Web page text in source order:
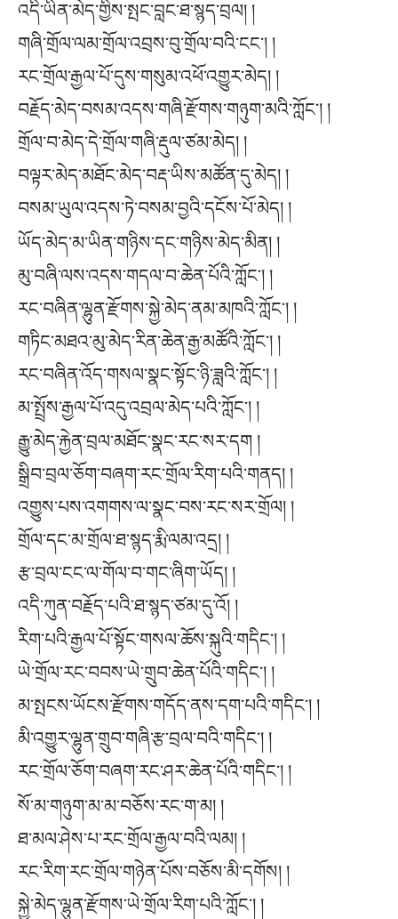
འདི་ཡིན་མེད་གྱིས་སྤང་བླང་ཐ་སྙད་བྲལ། །
གཞི་གྲོལ་ལམ་གྲོལ་འབྲས་བུ་གྲོལ་བའི་ངང༌། །
རང་གྲོལ་རྒྱལ་པོ་དུས་གསུམ་འཕོ་འགྱུར་མེད། །
བརྗོད་མེད་བསམ་འདས་གཞི་རྫོགས་གཉུག་མའི་ཀློང༌། །
གྲོལ་བ་མེད་དེ་གྲོལ་གཞི་རྡུལ་ཙམ་མེད། །
བལྟར་མེད་མཐོང་མེད་བརྡ་ཡིས་མཚོན་དུ་མེད། །
བསམ་ཡུལ་འདས་ཏེ་བསམ་བྱའི་དངོས་པོ་མེད། །
ཡོད་མེད་མ་ཡིན་གཉིས་དང་གཉིས་མེད་མིན། །
མུ་བཞི་ལས་འདས་གདལ་བ་ཆེན་པོའི་ཀློང༌། །
རང་བཞིན་ལྷུན་རྫོགས་སྐྱེ་མེད་ནམ་མཁའི་ཀློང༌། །
གཏིང་མཐའ་མུ་མེད་རིན་ཆེན་རྒྱ་མཚོའི་ཀློང༌། །
རང་བཞིན་འོད་གསལ་སྣང་སྟོང་ཉི་ཟླའི་ཀློང༌། །
མ་སྤྲོས་རྒྱལ་པོ་འདུ་འབྲལ་མེད་པའི་ཀློང༌། །
རྒྱུ་མེད་རྐྱེན་བྲལ་མཐོང་སྣང་རང་སར་དག །
སྒྲིབ་བྲལ་ཅོག་བཞག་རང་གྲོལ་རིག་པའི་གནད། །
འགྱུས་པས་འགགས་ལ་སྣང་བས་རང་སར་གྲོལ། །
གྲོལ་དང་མ་གྲོལ་ཐ་སྙད་རྨི་ལམ་འདྲ། །
རྩ་བྲལ་ངང་ལ་གོལ་བ་གང་ཞིག་ཡོད། །
འདི་ཀུན་བརྗོད་པའི་ཐ་སྙད་ཙམ་དུ་འོ། །
རིག་པའི་རྒྱལ་པོ་སྟོང་གསལ་ཆོས་སྐུའི་གདིང་། །
ཡེ་གྲོལ་རང་བབས་ཡེ་གྲུབ་ཆེན་པོའི་གདིང༌། །
མ་སྤངས་ཡོངས་རྫོགས་གདོད་ནས་དག་པའི་གདིང་། །
མི་འགྱུར་ལྷུན་གྲུབ་གཞི་རྩ་བྲལ་བའི་གདིང༌། །
རང་གྲོལ་ཅོག་བཞག་རང་ཤར་ཆེན་པོའི་གདིང༌། །
སོ་མ་གཉུག་མ་མ་བཅོས་རང་ག་མ། །
ཐ་མལ་ཤེས་པ་རང་གྲོལ་རྒྱལ་བའི་ལམ། །
རང་རིག་རང་གྲོལ་གཉེན་པོས་བཅོས་མི་དགོས། །
སྐྱེ་མེད་ལྷུན་རྫོགས་ཡེ་གྲོལ་རིག་པའི་ཀློང༌། །